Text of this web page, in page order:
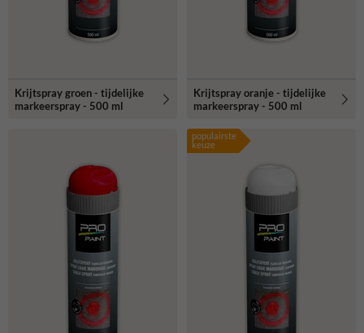
Krijtspray groen - tijdelijke
markeerspray - 500 ml
Krijtspray oranje - tijdelijke
markeerspray - 500 ml
populairste
keuze